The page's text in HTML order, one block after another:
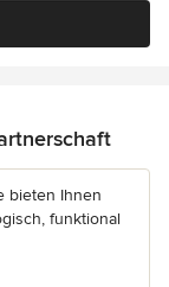
bieten Ihnen
funktional